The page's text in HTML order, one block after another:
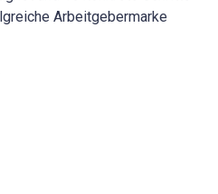
Arbeitgebermarke